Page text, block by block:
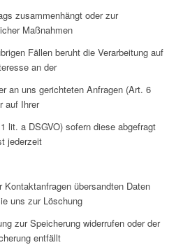
zusammenhängt oder zur
Maßnahmen
Fällen beruht die Verarbeitung auf
an der
an uns gerichteten Anfragen (Art. 6
auf Ihrer
lit. a DSGVO) sofern diese abgefragt
jederzeit
Kontaktanfragen übersandten Daten
uns zur Löschung
zur Speicherung widerrufen oder der
entfällt